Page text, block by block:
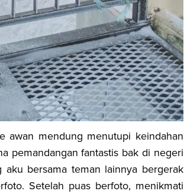
awan mendung menutupi keindahan
pemandangan fantastis bak di negeri
aku bersama teman lainnya bergerak
Setelah puas berfoto, menikmati